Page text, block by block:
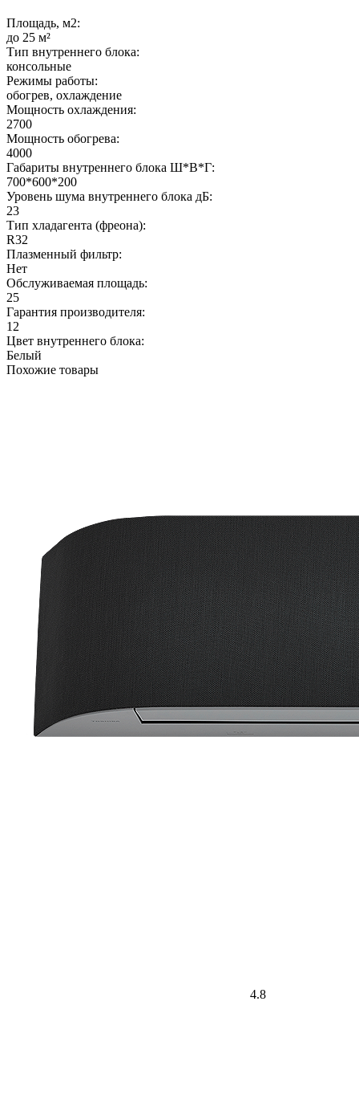
Площадь, м2:
до 25 м²
Тип внутреннего блока:
консольные
Режимы работы:
обогрев, охлаждение
Мощность охлаждения:
2700
Мощность обогрева:
4000
Габариты внутреннего блока Ш*В*Г:
700*600*200
Уровень шума внутреннего блока дБ:
23
Тип хладагента (фреона):
R32
Плазменный фильтр:
Нет
Обслуживаемая площадь:
25
Гарантия производителя:
12
Цвет внутреннего блока:
Белый
Похожие товары
4.8